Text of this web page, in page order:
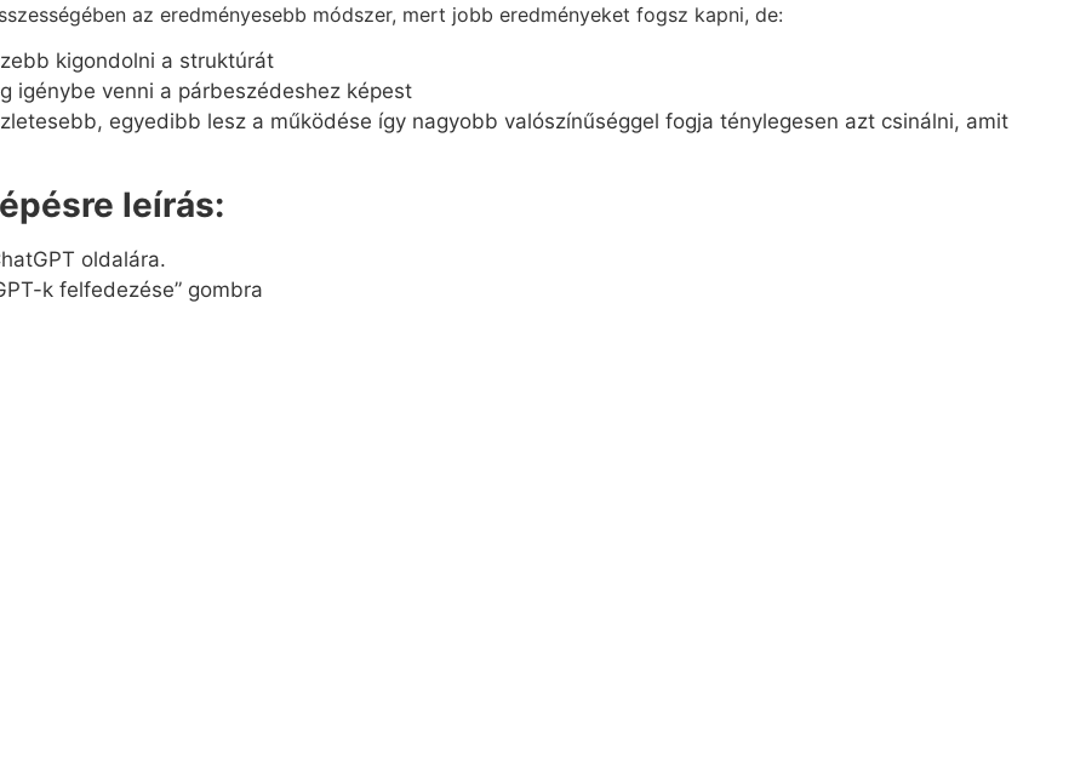
az eredményesebb módszer, mert jobb eredményeket fogsz kapni, de:
kigondolni a struktúrát
igénybe venni a párbeszédeshez képest
egyedibb lesz a működése így nagyobb valószínűséggel fogja ténylegesen azt csinálni, amit
leírás:
oldalára.
k felfedezése” gombra